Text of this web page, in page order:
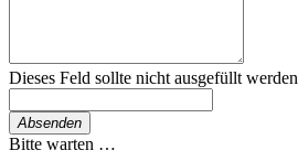
Dieses Feld sollte nicht ausgefüllt werden
Absenden
Bitte warten …